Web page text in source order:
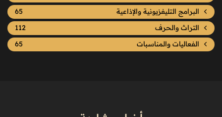
البرامج التليفزيونية والإذاعية
65
التراث والحرف
112
الفعاليات والمناسبات
65